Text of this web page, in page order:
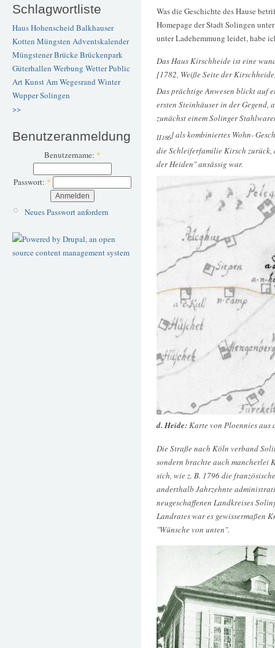
Schlagwortliste
Haus Hohenscheid Balkhauser
Kotten Müngsten Adventskalender
Müngstener BrückeBrückenpark
Güterhallen Werbung WetterPublic
ArtKunstAm Wegesrand Winter
WupperSolingen
>>
Benutzeranmeldung
Benutzername: *
Passwort: *
Neues Passwort anfordern
Was die Geschichte des Hause
Homepage der Stadt Solingen
unter Ladehemmung leidet, habe
Das Haus Kirschheide ist eine
[1782, Weiße Seite der
Das prächtige Anwesen blickt auf
ersten Steinhäuser in der Gegend,
zunächst einem Solinger
II186] als kombiniertes Wohn-
die Schleiferfamilie Kirsch zurück,
der Heiden" ansässig war.
d. Heide:Karte von Ploennies aus
Die Straße nach Köln verband
sondern brachte auch mancherlei
sich, wie z. B. 1796 die
anderthalb Jahrzehnte
neugeschaffenen Landkreises
Landrates war es gewissermaßen
"Wünsche von unten".